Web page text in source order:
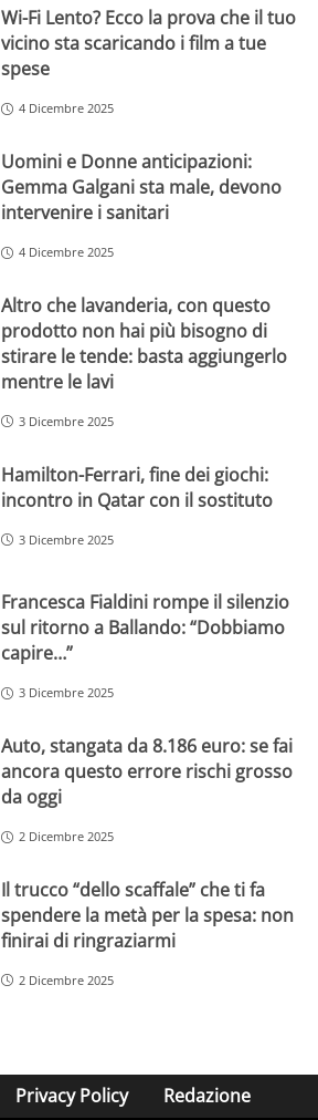
Wi-Fi Lento? Ecco la prova che il tuo
vicino sta scaricando i film a tue
spese
4 Dicembre 2025
Uomini e Donne anticipazioni:
Gemma Galgani sta male, devono
intervenire i sanitari
4 Dicembre 2025
Altro che lavanderia, con questo
prodotto non hai più bisogno di
stirare le tende: basta aggiungerlo
mentre le lavi
3 Dicembre 2025
Hamilton-Ferrari, fine dei giochi:
incontro in Qatar con il sostituto
3 Dicembre 2025
Francesca Fialdini rompe il silenzio
sul ritorno a Ballando: “Dobbiamo
capire…”
3 Dicembre 2025
Auto, stangata da 8.186 euro: se fai
ancora questo errore rischi grosso
da oggi
2 Dicembre 2025
Il trucco “dello scaffale” che ti fa
spendere la metà per la spesa: non
finirai di ringraziarmi
2 Dicembre 2025
Privacy Policy Redazione